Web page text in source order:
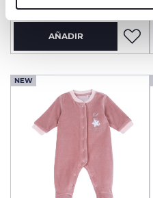
AÑADIR
NEW